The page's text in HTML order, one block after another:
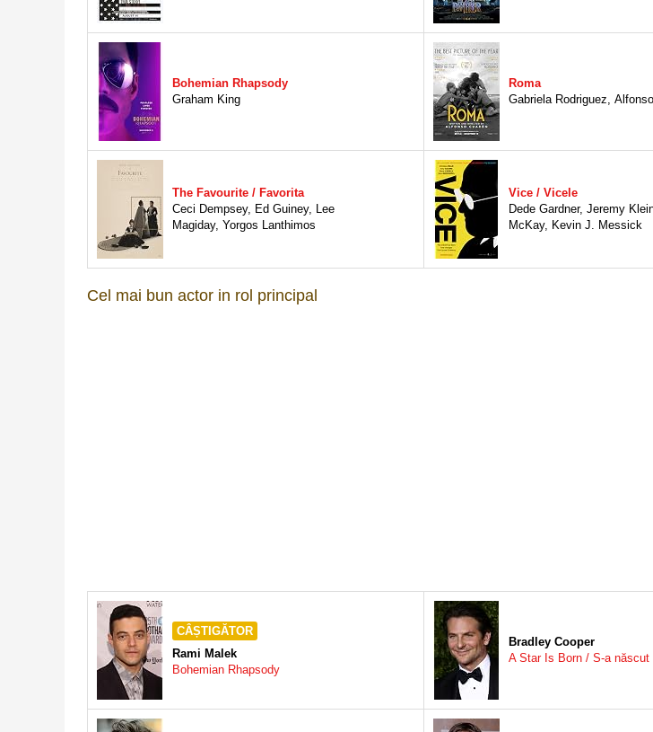
Bohemian Rhapsody
Graham King
Roma
Gabriela Rodriguez,
The Favourite / Favorita
Ceci Dempsey, Ed Guiney, Lee
Magiday, Yorgos Lanthimos
Vice / Vicele
Dede Gardner, Jeremy
McKay, Kevin J. Messick
Cel mai bun actor in rol principal
CÂȘTIGĂTOR
Rami Malek
Bohemian Rhapsody
Bradley Cooper
A Star Is Born / S-a născut